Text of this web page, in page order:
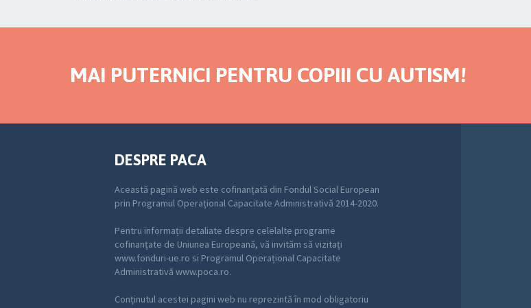
MAI PUTERNICI PENTRU COPIII CU AUTISM!
DESPRE PACA
Această pagină web este cofinanțată din Fondul Social European
prin Programul Operațional Capacitate Administrativă 2014-2020.
Pentru informații detaliate despre celelalte programe
cofinanțate de Uniunea Europeană, vă invităm să vizitați
www.fonduri-ue.ro si Programul Operațional Capacitate
Administrativă www.poca.ro.
Conținutul acestei pagini web nu reprezintă în mod obligatoriu